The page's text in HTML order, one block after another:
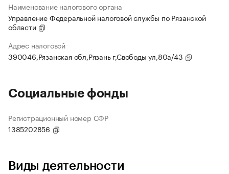
Наименование налогового органа
Управление Федеральной налоговой службы по Рязанской
области
Адрес налоговой
390046,Рязанская обл,Рязань г,Свободы ул,80а/43
Социальные фонды
Регистрационный номер СФР
1385202856
Виды деятельности